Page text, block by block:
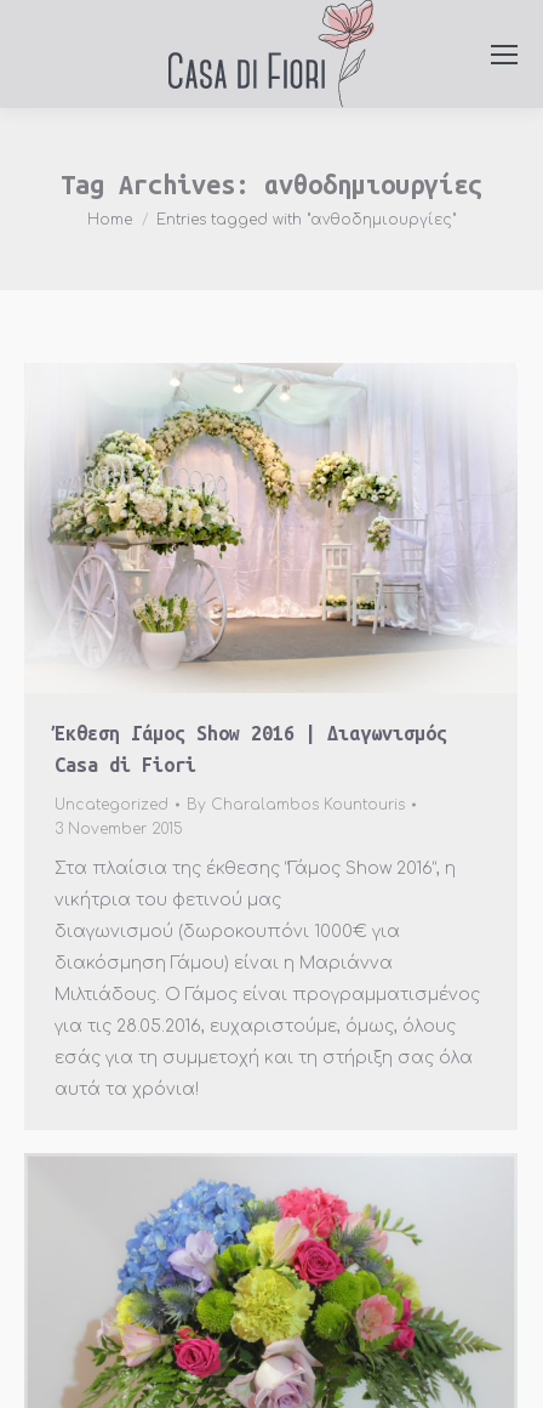
Tag Archives: ανθοδημιουργίες
You are here:
Home Entries tagged with "ανθοδημιουργίες"
Έκθεση Γάμος Show 2016 | Διαγωνισμός
Casa di Fiori
Uncategorized By Charalambos Kountouris
3 November 2015
Στα πλαίσια της έκθεσης “Γάμος Show 2016”, η
νικήτρια του φετινού μας
διαγωνισμού (δωροκουπόνι 1000€ για
διακόσμηση Γάμου) είναι η Μαριάννα
Μιλτιάδους. Ο Γάμος είναι προγραμματισμένος
για τις 28.05.2016, ευχαριστούμε, όμως, όλους
εσάς για τη συμμετοχή και τη στήριξη σας όλα
αυτά τα χρόνια!